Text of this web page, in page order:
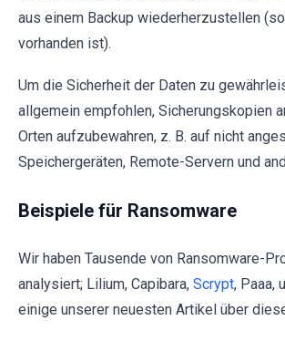
aus einem Backup wiederherzustellen
vorhanden ist).
Um die Sicherheit der Daten zu
allgemein empfohlen, Sicherungskopien
Orten aufzubewahren, z. B. auf nicht
Speichergeräten, Remote-Servern und
Beispiele für Ransomware
Wir haben Tausende von Ransomware-
analysiert; Lilium, Capibara, Scrypt, Paaa,
einige unserer neuesten Artikel über